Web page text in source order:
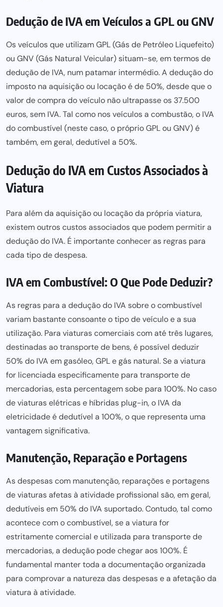
Dedução de IVA em Veículos a GPL ou GNV
Os veículos que utilizam GPL (Gás de Petróleo Liquefeito)
ou GNV (Gás Natural Veicular) situam-se, em termos de
dedução de IVA, num patamar intermédio. A dedução do
imposto na aquisição ou locação é de 50%, desde que o
valor de compra do veículo não ultrapasse os 37.500
euros, sem IVA. Tal como nos veículos a combustão, o IVA
do combustível (neste caso, o próprio GPL ou GNV) é
também, em geral, dedutível a 50%.
Dedução do IVA em Custos Associados à
Viatura
Para além da aquisição ou locação da própria viatura,
existem outros custos associados que podem permitir a
dedução do IVA. É importante conhecer as regras para
cada tipo de despesa.
IVA em Combustível: O Que Pode Deduzir?
As regras para a dedução do IVA sobre o combustível
variam bastante consoante o tipo de veículo e a sua
utilização. Para viaturas comerciais com até três lugares,
destinadas ao transporte de bens, é possível deduzir
50% do IVA em gasóleo, GPL e gás natural. Se a viatura
for licenciada especificamente para transporte de
mercadorias, esta percentagem sobe para 100%. No caso
de viaturas elétricas e híbridas plug-in, o IVA da
eletricidade é dedutível a 100%, o que representa uma
vantagem significativa.
Manutenção, Reparação e Portagens
As despesas com manutenção, reparações e portagens
de viaturas afetas à atividade profissional são, em geral,
dedutíveis em 50% do IVA suportado. Contudo, tal como
acontece com o combustível, se a viatura for
estritamente comercial e utilizada para transporte de
mercadorias, a dedução pode chegar aos 100%. É
fundamental manter toda a documentação organizada
para comprovar a natureza das despesas e a afetação da
viatura à atividade.